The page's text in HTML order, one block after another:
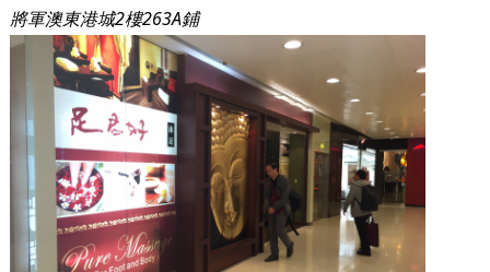
將軍澳東港城2樓263A鋪